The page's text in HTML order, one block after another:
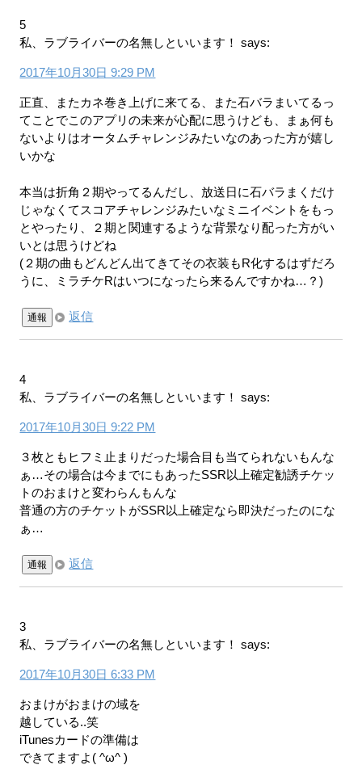
5
私、ラブライバーの名無しといいます！
says:
2017年10月30日 9:29 PM
正直、またカネ巻き上げに来てる、また石バラまいてるっ
てことでこのアプリの未来が心配に思うけども、まぁ何も
ないよりはオータムチャレンジみたいなのあった方が嬉し
いかな
本当は折角２期やってるんだし、放送日に石バラまくだけ
じゃなくてスコアチャレンジみたいなミニイベントをもっ
とやったり、２期と関連するような背景なり配った方がい
いとは思うけどね
(２期の曲もどんどん出てきてその衣装もR化するはずだろ
うに、ミラチケRはいつになったら来るんですかね…？)
通報 返信
4
私、ラブライバーの名無しといいます！
says:
2017年10月30日 9:22 PM
３枚ともヒフミ止まりだった場合目も当てられないもんな
ぁ…その場合は今までにもあったSSR以上確定勧誘チケッ
トのおまけと変わらんもんな
普通の方のチケットがSSR以上確定なら即決だったのにな
ぁ…
通報 返信
3
私、ラブライバーの名無しといいます！
says:
2017年10月30日 6:33 PM
おまけがおまけの域を
越している..笑
iTunesカードの準備は
できてますよ( ^ω^ )